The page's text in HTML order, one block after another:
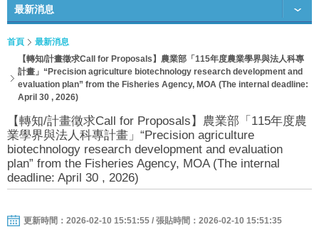
最新消息
首頁
最新消息
【轉知/計畫徵求Call for Proposals】農業部「115年度農業學界與法人科專
計畫」“Precision agriculture biotechnology research development and
evaluation plan” from the Fisheries Agency, MOA (The internal deadline:
April 30 , 2026)
【轉知/計畫徵求Call for Proposals】農業部「115年度農
業學界與法人科專計畫」“Precision agriculture
biotechnology research development and evaluation
plan” from the Fisheries Agency, MOA (The internal
deadline: April 30 , 2026)
更新時間：2026-02-10 15:51:55 / 張貼時間：2026-02-10 15:51:35